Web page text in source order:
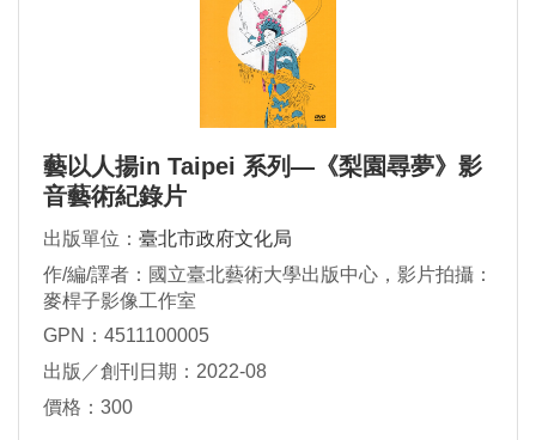
藝以人揚in Taipei 系列—《梨園尋夢》影
音藝術紀錄片
出版單位： 臺北市政府文化局
作/編/譯者：國立臺北藝術大學出版中心，影片拍攝：
麥桿子影像工作室
GPN：4511100005
出版／創刊日期：2022-08
價格：300